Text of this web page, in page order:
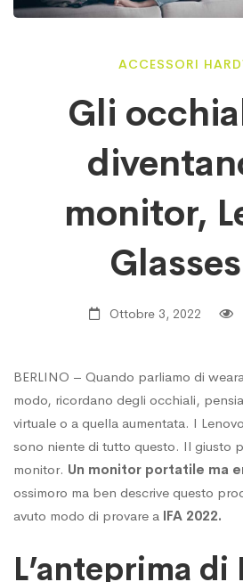
occhiali
che
diventano
monitor,
Lenovo
Glasses
T1
ACCESSORI
Gli
monitor,
Ottobre 3, 2022
BERLINO – Quando parliamo di
modo, ricordano degli occhiali,
virtuale o a quella aumentata. I Lenovo
sono niente di tutto questo. Il giusto
monitor. Un monitor portatile ma
ossimoro ma ben descrive questo
avuto modo di provare a IFA 2022.
L’anteprima di